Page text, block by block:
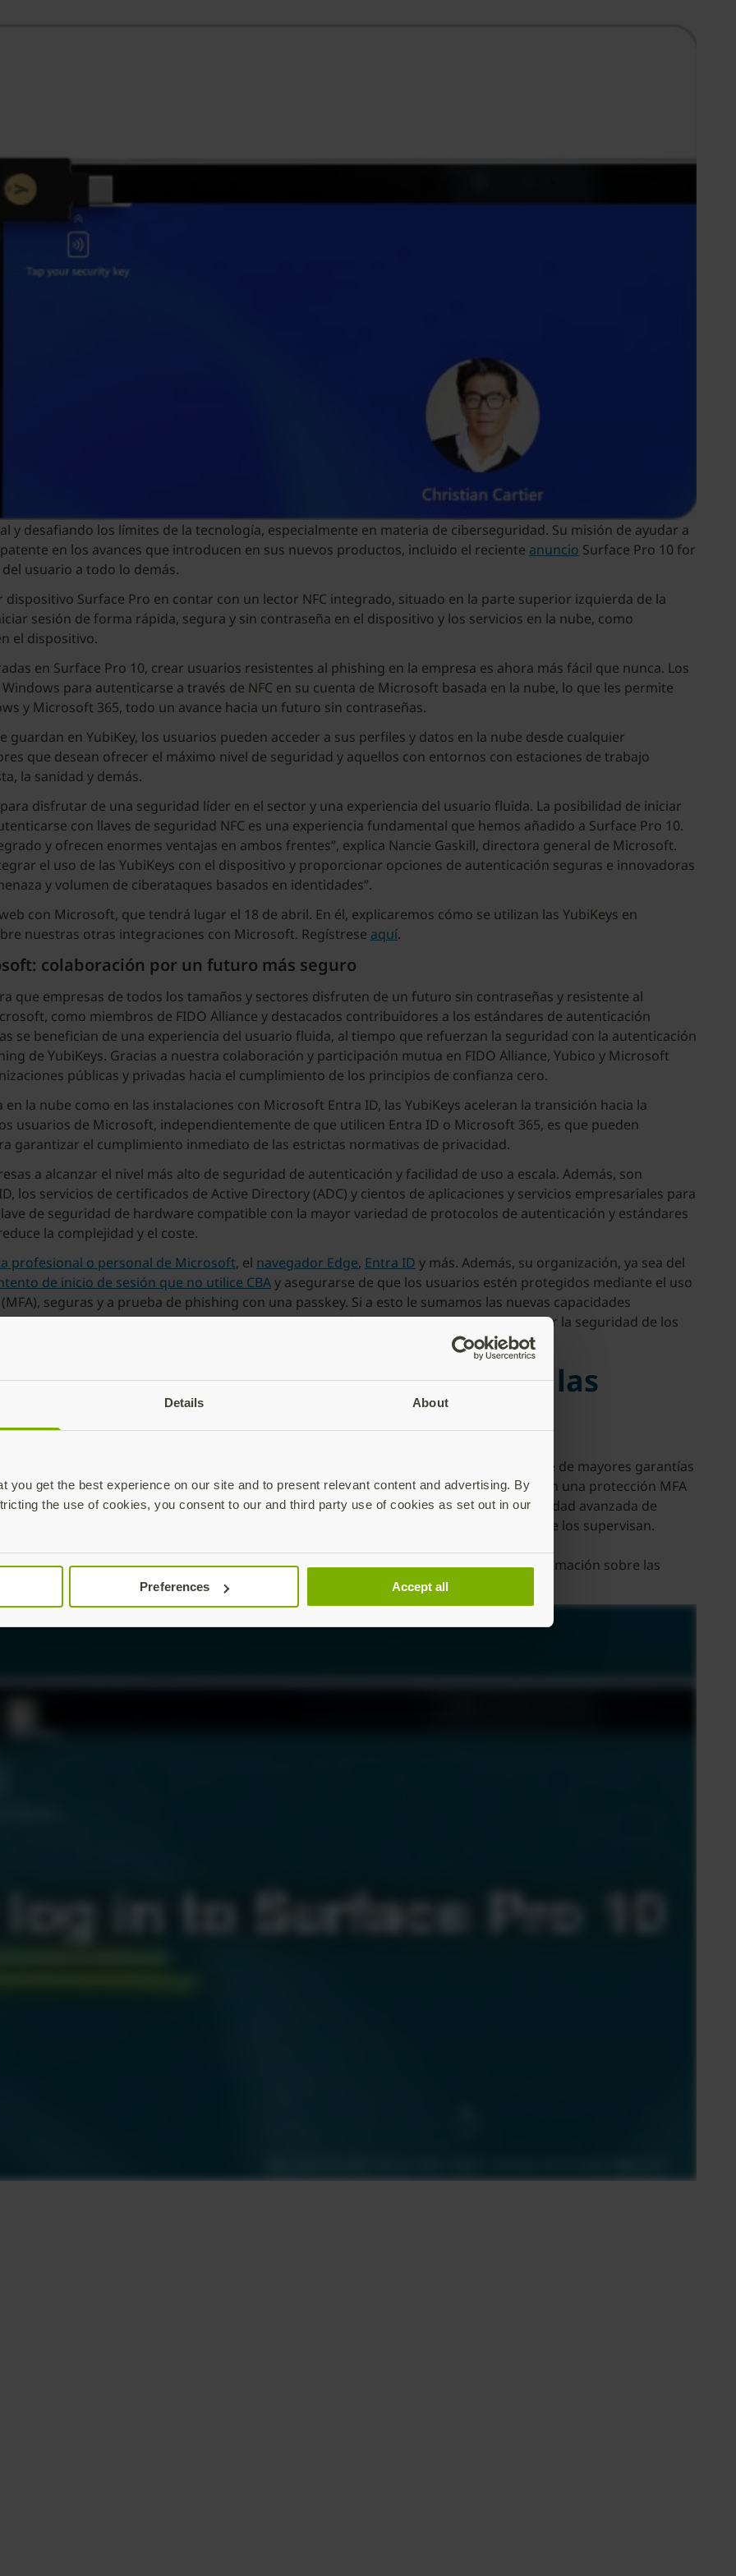
Details About
you get the best experience on our site and to present relevant content and advertising. By
the use of cookies, you consent to our and third party use of cookies as set out in our
Preferences Accept all
y desafiando los límites de la tecnología, especialmente en materia de ciberseguridad. Su misión de ayudar a
en los avances que introducen en sus nuevos productos, incluido el reciente anuncio Surface Pro 10 for
usuario a todo lo demás.
Surface Pro en contar con un lector NFC integrado, situado en la parte superior izquierda de la
sesión de forma rápida, segura y sin contraseña en el dispositivo y los servicios en la nube, como
el dispositivo.
en Surface Pro 10, crear usuarios resistentes al phishing en la empresa es ahora más fácil que nunca. Los
para autenticarse a través de NFC en su cuenta de Microsoft basada en la nube, lo que les permite
y Microsoft 365, todo un avance hacia un futuro sin contraseñas.
guardan en YubiKey, los usuarios pueden acceder a sus perfiles y datos en la nube desde cualquier
que desean ofrecer el máximo nivel de seguridad y aquellos con entornos con estaciones de trabajo
la sanidad y demás.
disfrutar de una seguridad líder en el sector y una experiencia del usuario fluida. La posibilidad de iniciar
con llaves de seguridad NFC es una experiencia fundamental que hemos añadido a Surface Pro 10.
y ofrecen enormes ventajas en ambos frentes”, explica Nancie Gaskill, directora general de Microsoft.
el uso de las YubiKeys con el dispositivo y proporcionar opciones de autenticación seguras e innovadoras
y volumen de ciberataques basados en identidades”.
con Microsoft, que tendrá lugar el 18 de abril. En él, explicaremos cómo se utilizan las YubiKeys en
nuestras otras integraciones con Microsoft. Regístrese aquí.
colaboración por un futuro más seguro
que empresas de todos los tamaños y sectores disfruten de un futuro sin contraseñas y resistente al
como miembros de FIDO Alliance y destacados contribuidores a los estándares de autenticación
se benefician de una experiencia del usuario fluida, al tiempo que refuerzan la seguridad con la autenticación
de YubiKeys. Gracias a nuestra colaboración y participación mutua en FIDO Alliance, Yubico y Microsoft
públicas y privadas hacia el cumplimiento de los principios de confianza cero.
la nube como en las instalaciones con Microsoft Entra ID, las YubiKeys aceleran la transición hacia la
usuarios de Microsoft, independientemente de que utilicen Entra ID o Microsoft 365, es que pueden
garantizar el cumplimiento inmediato de las estrictas normativas de privacidad.
a alcanzar el nivel más alto de seguridad de autenticación y facilidad de uso a escala. Además, son
los servicios de certificados de Active Directory (ADC) y cientos de aplicaciones y servicios empresariales para
de seguridad de hardware compatible con la mayor variedad de protocolos de autenticación y estándares
la complejidad y el coste.
profesional o personal de Microsoft, el navegador Edge, Entra ID y más. Además, su organización, ya sea del
de inicio de sesión que no utilice CBAy asegurarse de que los usuarios estén protegidos mediante el uso
seguras y a prueba de phishing con una passkey. Si a esto le sumamos las nuevas capacidades
Pro 10, las YubiKeys se convierten en una solución imprescindible para garantizar la seguridad de los
necesitan y esperan.
nuevo Surface Pro 10 y olvídese de las
implementando YubiKeys junto con el nuevo Surface Pro 10 en su empresa. Disfrute de mayores garantías
al tiempo que garantiza el cumplimiento de las rigurosas normas del sector con una protección MFA
todas las funciones de la organización. Todo el mundo puede beneficiarse de la seguridad avanzada de
el personal de asistencia en segundo plano, los ingenieros e incluso los ejecutivos que los supervisan.
nuevas funciones de la tecnología NFC, visiteMicrosoft.com. Para obtener más información sobre las